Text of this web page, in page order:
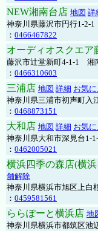
NEW湘南台店 地図 詳
神奈川県藤沢市円行1-2-1
： 0466467822
オーディオスクエア
藤沢市辻堂新町4-1-1 湘
： 0466310603
三浦店 地図 詳細 お気
神奈川県三浦市初声町入
： 0468873151
大和店 地図 詳細 お気
神奈川県大和市深見台1-
： 0462005021
横浜四季の森店(横
舗解除
神奈川県横浜市旭区上白
： 0459581561
ららぽーと横浜店 地
神奈川県横浜市都筑区池